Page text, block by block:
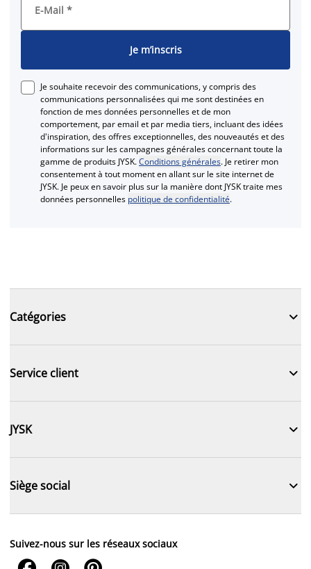
E-Mail *
Je m’inscris
Je souhaite recevoir des communications, y compris des
communications personnalisées qui me sont destinées en
fonction de mes données personnelles et de mon
comportement, par email et par media tiers, incluant des idées
d'inspiration, des offres exceptionnelles, des nouveautés et des
informations sur les campagnes générales concernant toute la
gamme de produits JYSK.Conditions générales. Je retirer mon
consentement à tout moment en allant sur le site internet de
JYSK. Je peux en savoir plus sur la manière dont JYSK traite mes
données personnelles politique de confidentialité.
Catégories 
Service client 
JYSK 
Siège social 
Suivez-nous sur les réseaux sociaux